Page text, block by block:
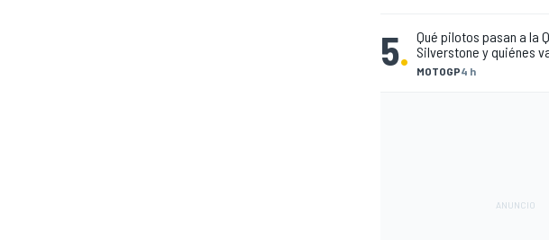
5. MOTOGP4 h
Qué pilotos pasan a la
Silverstone y quiénes